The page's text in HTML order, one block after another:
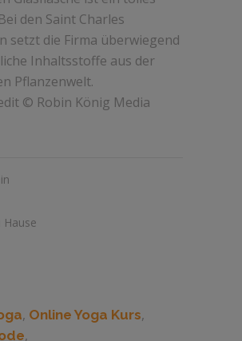
den Saint Charles
setzt die Firma überwiegend
Inhaltsstoffe aus der
Pflanzenwelt.
© Robin König Media
Hause
, Online Yoga Kurs,
,